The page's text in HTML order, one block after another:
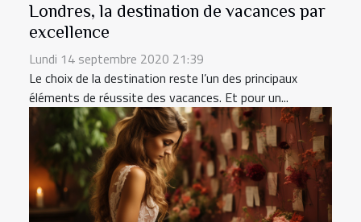
Londres, la destination de vacances par
excellence
Lundi 14 septembre 2020 21:39
Le choix de la destination reste l’un des principaux
éléments de réussite des vacances. Et pour un...